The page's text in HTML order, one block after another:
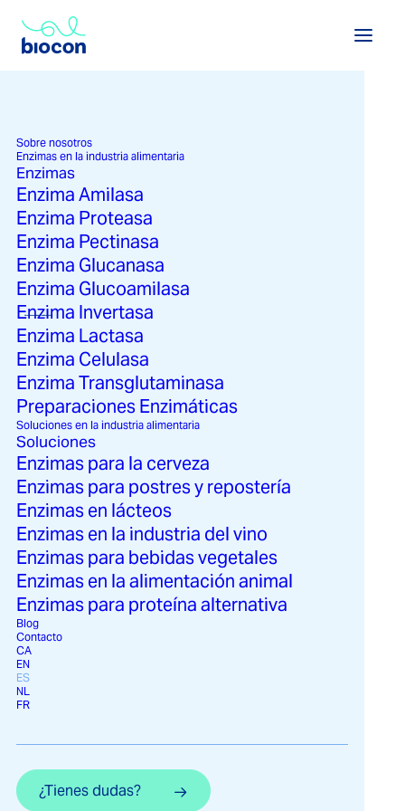
Sobre nosotros
Enzimas en la industria alimentaria
Enzimas
Ver enzimas en la industria alimentaria →
Enzima Amilasa
Enzima Proteasa
Enzima Pectinasa
Enzima Glucanasa
Enzima Glucoamilasa
Enzima Invertasa
Enzima Lactasa
Enzima Celulasa
Enzima Transglutaminasa
Preparaciones Enzimáticas
Soluciones en la industria alimentaria
Soluciones
Ver soluciones en la industria alimentaria →
Enzimas para la cerveza
Enzimas para postres y repostería
Enzimas en lácteos
Enzimas en la industria del vino
Enzimas para bebidas vegetales
Enzimas en la alimentación animal
Enzimas para proteína alternativa
Blog
Contacto
CA
EN
ES
NL
FR
¿Tienes dudas?